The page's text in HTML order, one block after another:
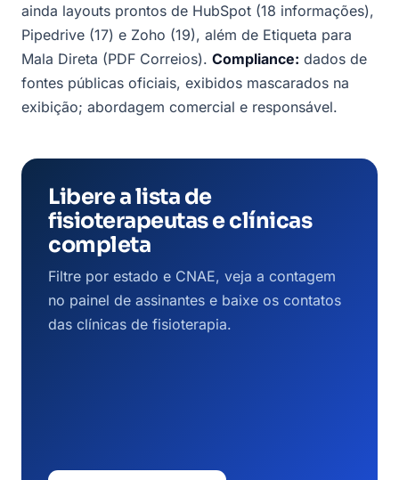
ainda layouts prontos de HubSpot (18 informações),
Pipedrive (17) e Zoho (19), além de Etiqueta para
Mala Direta (PDF Correios). Compliance: dados de
fontes públicas oficiais, exibidos mascarados na
exibição; abordagem comercial e responsável.
Libere a lista de
fisioterapeutas e clínicas
completa
Filtre por estado e CNAE, veja a contagem
no painel de assinantes e baixe os contatos
das clínicas de fisioterapia.